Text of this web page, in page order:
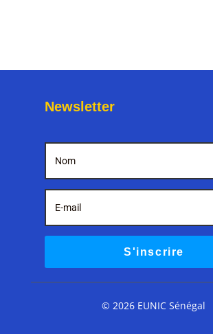
Newsletter
S'inscrire
© 2026 EUNIC Sénégal